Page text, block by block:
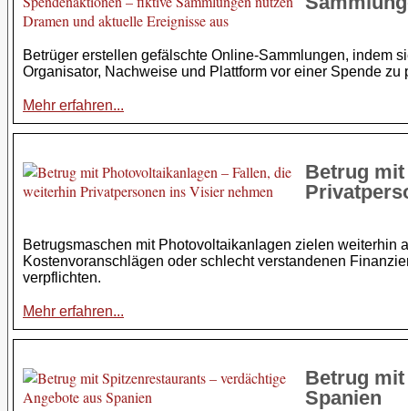
Betrüger erstellen gefälschte Online-Sammlungen, indem
Organisator, Nachweise und Plattform vor einer Spende zu
Mehr erfahren...
Betrug
Betrugsmaschen mit Photovoltaikanlagen zielen weiterhin
Kostenvoranschlägen oder schlecht verstandenen
verpflichten.
Mehr erfahren...
Betrug
Spanien